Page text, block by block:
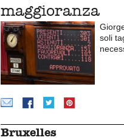
maggioranza
soli
Bruxelles